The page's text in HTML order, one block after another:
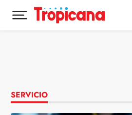
Desplegar menú principal
SERVICIO